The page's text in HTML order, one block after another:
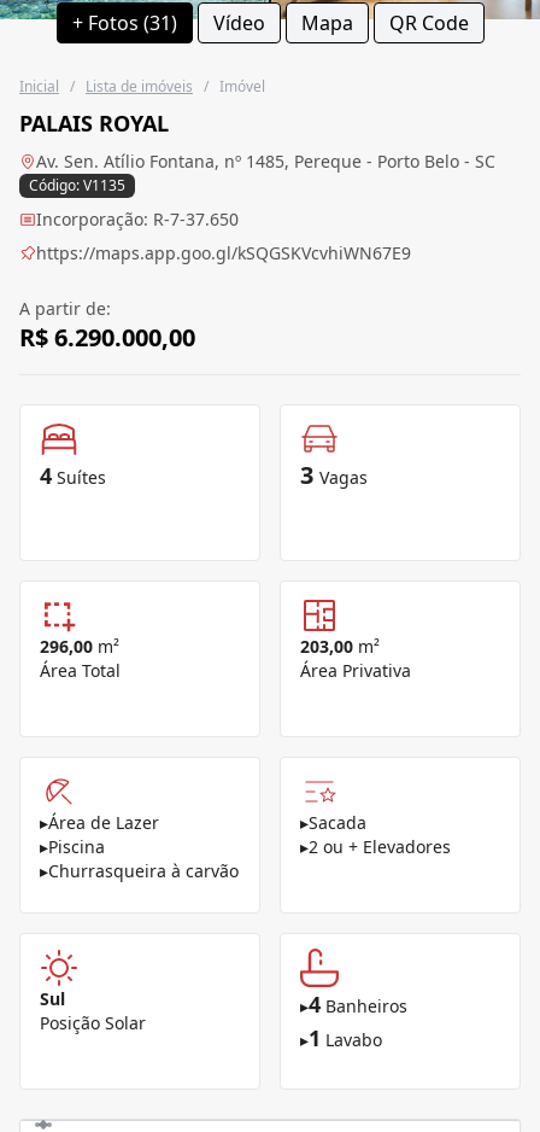
+ Fotos (31) Vídeo Mapa QR Code
Inicial / Lista de imóveis / Imóvel
PALAIS ROYAL
Av. Sen. Atílio Fontana, nº 1485, Pereque - Porto Belo - SC
Código: V1135
Incorporação: R-7-37.650
https://maps.app.goo.gl/kSQGSKVcvhiWN67E9
A partir de:
R$ 6.290.000,00
4 Suítes 3 Vagas
296,00 m²
Área Total
203,00 m²
Área Privativa
▸Área de Lazer
▸Piscina
▸Churrasqueira à carvão
▸Sacada
▸2 ou + Elevadores
Sul
Posição Solar
▸4 Banheiros
▸1 Lavabo